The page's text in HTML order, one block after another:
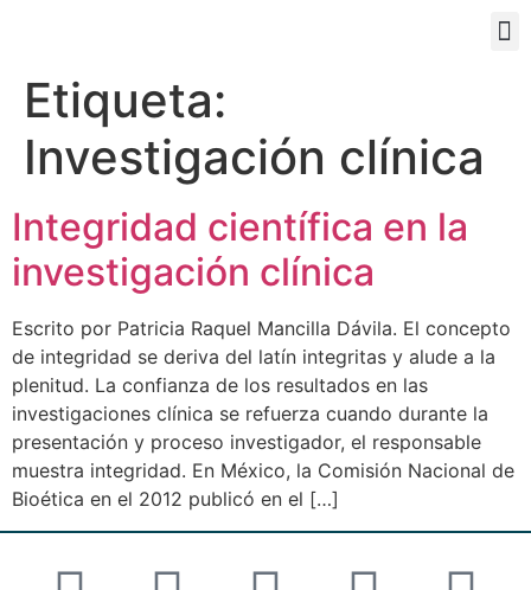
Etiqueta:
Investigación clínica
Integridad científica en la
investigación clínica
Escrito por Patricia Raquel Mancilla Dávila. El concepto
de integridad se deriva del latín integritas y alude a la
plenitud. La confianza de los resultados en las
investigaciones clínica se refuerza cuando durante la
presentación y proceso investigador, el responsable
muestra integridad. En México, la Comisión Nacional de
Bioética en el 2012 publicó en el […]